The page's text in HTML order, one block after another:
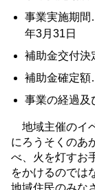
事業実施期
年3月31日
補助金交付
補助金確定
事業の経過
地域主催のイ
にろうそくのあ
べ、火を灯すお
をかけるのでは
地域住民のみな